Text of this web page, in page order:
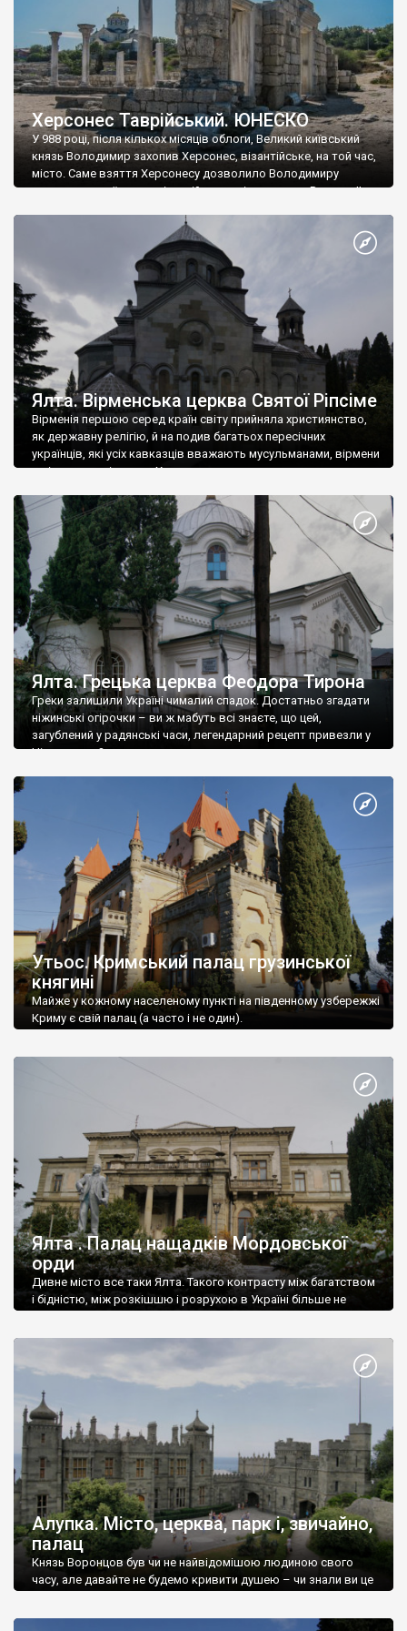
Херсонес Таврійський. ЮНЕСКО
У 988 році, після кількох місяців облоги, Великий київський
князь Володимир захопив Херсонес, візантійське, на той час,
місто. Саме взяття Херсонесу дозволило Володимиру
диктувати свої умови візантійському імператору Василю ІІ, та
Херсонесі Володимир-язичник, став Василем-християнином.
А потім було Хрещення Русі. На честь Херсонесу Таврійського
Ялта. Вірменська церква Святої Ріпсіме
Вірменія першою серед країн світу прийняла християнство,
як державну релігію, й на подив багатьох пересічних
українців, які усіх кавказців вважають мусульманами, вірмени
є відданими вірянами Христа
Ялта. Грецька церква Феодора Тирона
Греки залишили Україні чималий спадок. Достатньо згадати
ніжинські огірочки – ви ж мабуть всі знаєте, що цей,
загублений у радянські часи, легендарний рецепт привезли у
Ніжин греки?
Утьос. Кримський палац грузинської
княгині
Майже у кожному населеному пункті на південному узбережжі
Криму є свій палац (а часто і не один).
Ялта . Палац нащадків Мордовської
орди
Дивне місто все таки Ялта. Такого контрасту між багатством
і бідністю, між розкішшю і розрухою в Україні більше не
Алупка. Місто, церква, парк і, звичайно,
палац
Князь Воронцов був чи не найвідомішою людиною свого
часу, але давайте не будемо кривити душею – чи знали ви це